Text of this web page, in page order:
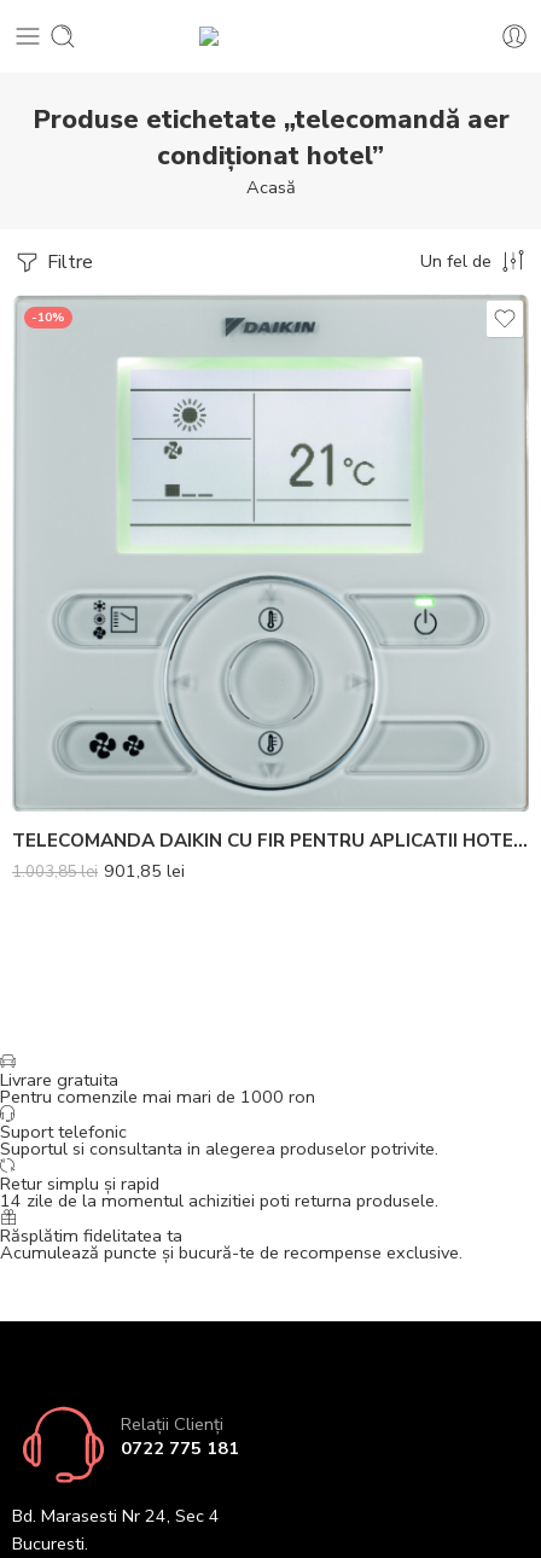
Produse etichetate „telecomandă aer
condiționat hotel”
Acasă
Filtre Un fel de
-10%
TELECOMANDA DAIKIN CU FIR PENTRU APLICATII HOTELIERE BRC2E52C
1.003,85lei 901,85 lei
Livrare gratuita
Pentru comenzile mai mari de 1000 ron
Suport telefonic
Suportul si consultanta in alegerea produselor potrivite.
Retur simplu și rapid
14 zile de la momentul achizitiei poti returna produsele.
Răsplătim fidelitatea ta
Acumulează puncte și bucură-te de recompense exclusive.
Relații Clienți
0722 775 181
Bd. Marasesti Nr 24, Sec 4
Bucuresti.